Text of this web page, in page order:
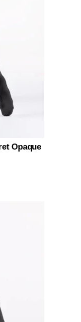
Opaque